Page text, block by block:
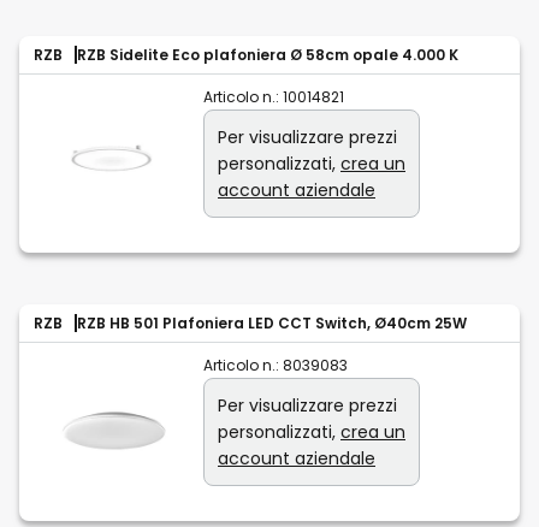
RZB RZB Sidelite Eco plafoniera Ø 58cm opale 4.000 K
Articolo n.: 10014821
Per visualizzare prezzi
personalizzati, crea un
account aziendale
RZB RZB HB 501 Plafoniera LED CCT Switch, Ø40cm 25W
Articolo n.: 8039083
Per visualizzare prezzi
personalizzati, crea un
account aziendale